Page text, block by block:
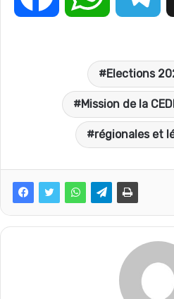
b
o
a
t
s
A
l
e
g
r
a
Elections
Mission de la
régionales et